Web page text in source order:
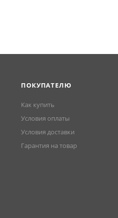
ПОКУПАТЕЛЮ
Как купить
Условия оплаты
Условия доставки
Гарантия на товар